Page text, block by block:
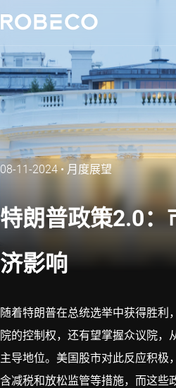
08-11-2024• 月度展望
特朗普政策2.0：
济影响
随着特朗普在总统选举中获得胜利
院的控制权，还有望掌握众议院，
主导地位。美国股市对此反应积极
含减税和放松监管等措施，而这些